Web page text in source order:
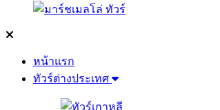
หน้าแรก
ทัวร์ต่างประเทศ